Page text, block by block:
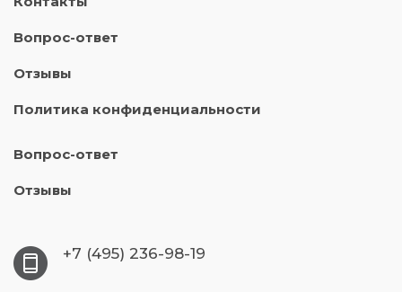
Вопрос-ответ
Отзывы
Политика конфиденциальности
Вопрос-ответ
Отзывы
+7 (495) 236-98-19